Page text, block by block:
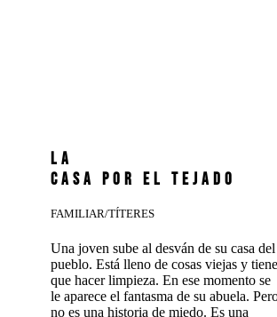
LA
CASA POR EL TEJADO
FAMILIAR/TÍTERES
Una joven sube al desván de su casa del
pueblo. Está lleno de cosas viejas y tiene
que hacer limpieza. En ese momento se
le aparece el fantasma de su abuela.
no es una historia de miedo. Es una